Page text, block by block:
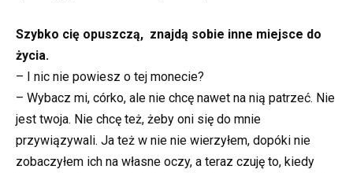
Szybko cię opuszczą, znajdą sobie inne miejsce do
życia.
– I nic nie powiesz o tej monecie?
– Wybacz mi, córko, ale nie chcę nawet na nią patrzeć. Nie
jest twoja. Nie chcę też, żeby oni się do mnie
przywiązywali. Ja też w nie nie wierzyłem, dopóki nie
zobaczyłem ich na własne oczy, a teraz czuję to, kiedy